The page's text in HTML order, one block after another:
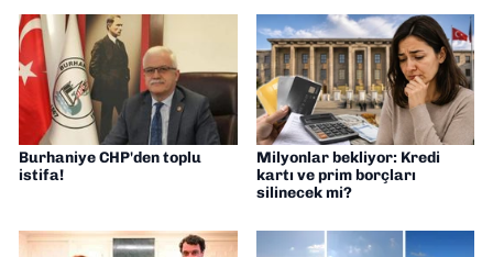
Burhaniye CHP'den toplu
istifa!
Milyonlar bekliyor: Kredi
kartı ve prim borçları
silinecek mi?